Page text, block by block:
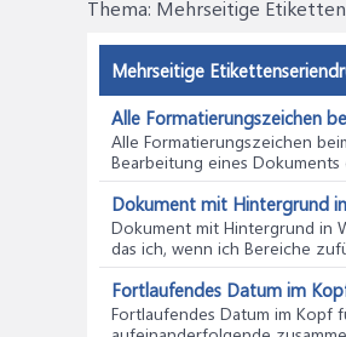
Thema: Mehrseitige
Mehrseitige
Alle Formatierungszeichen
Alle Formatierungszeichen
Bearbeitung eines Dokuments
Dokument mit Hintergrund
Dokument mit Hintergrund in
das ich, wenn ich Bereiche
Fortlaufendes Datum im
Fortlaufendes Datum im Kopf